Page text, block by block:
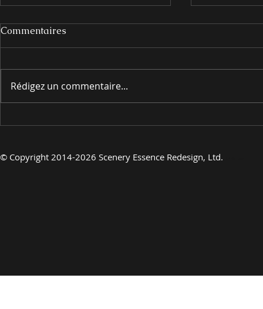
EN PRÉSENTANT
Commentaires
Rédigez un commentaire...
© Copyright 2014-2026 Scenery Essence Redesign, Ltd.